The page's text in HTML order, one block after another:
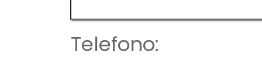
Telefono: